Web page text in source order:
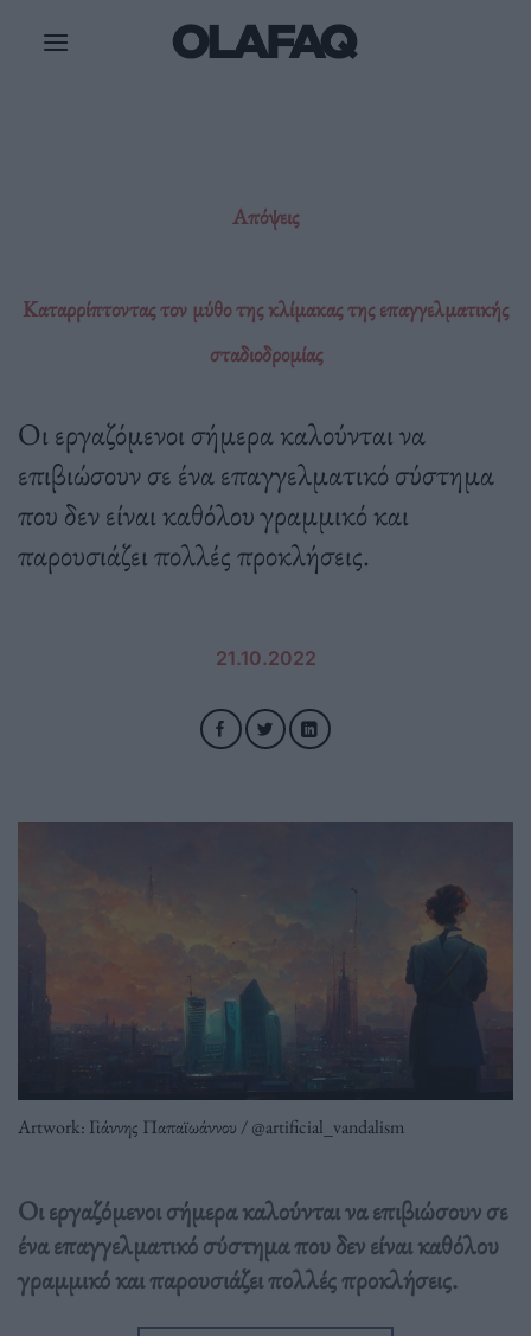
Απόψεις
Καταρρίπτοντας τον μύθο της κλίμακας της επαγγελματικής
σταδιοδρομίας
Οι εργαζόμενοι σήμερα καλούνται να
επιβιώσουν σε ένα επαγγελματικό σύστημα
που δεν είναι καθόλου γραμμικό και
παρουσιάζει πολλές προκλήσεις.
21.10.2022
Artwork: Γιάννης Παπαϊωάννου / @artificial_vandalism
Οι εργαζόμενοι σήμερα καλούνται να επιβιώσουν σε
ένα επαγγελματικό σύστημα που δεν είναι καθόλου
γραμμικό και παρουσιάζει πολλές προκλήσεις.